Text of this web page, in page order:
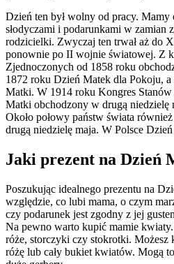
Dzień ten był wolny od pracy.
słodyczami i podarunkami w zamian
rodzicielki. Zwyczaj ten trwał aż do
ponownie po II wojnie światowej. Z
Zjednoczonych od 1858 roku
1872 roku Dzień Matek dla Pokoju,
Matki. W 1914 roku Kongres Stanów
Matki obchodzony w drugą niedzielę
Około połowy państw świata
drugą niedzielę maja. W Polsce
Jaki prezent na Dzień
Poszukując idealnego prezentu na
względzie, co lubi mama, o czym
czy podarunek jest zgodny z jej
Na pewno warto kupić mamie
róże, storczyki czy stokrotki. Możesz
różę lub cały bukiet kwiatów. Mogą